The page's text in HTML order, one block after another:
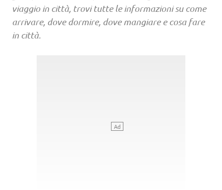
viaggio in città, trovi tutte le informazioni su come
arrivare, dove dormire, dove mangiare e cosa fare
in città.